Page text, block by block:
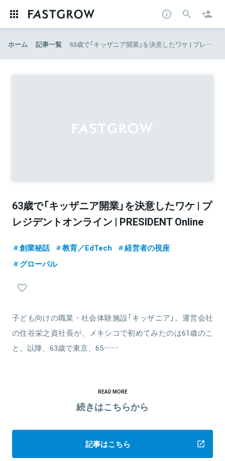
ホーム 記事一覧 63歳で「キッザニア開業」を決意したワケ | プレジデントオンライン | PRESIDENT Online
63歳で「キッザニア開業」を決意したワケ | プ
レジデントオンライン | PRESIDENT Online
創業秘話 教育／EdTech
経営者の視座
グローバル
子ども向けの職業・社会体験施設「キッザニア」。運営会社
の住谷栄之資社長が、メキシコで初めてみたのは61歳のこ
と。以降、63歳で東京、65……
READ MORE
続きはこちらから
記事はこちら